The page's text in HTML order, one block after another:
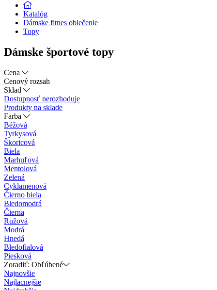
Katalóg
Dámske fitnes oblečenie
Topy
Dámske športové topy
Cena
Cenový rozsah
Sklad
Dostupnosť nerozhoduje
Produkty na sklade
Farba
Béžová
Tyrkysová
Škoricová
Biela
Marhuľová
Mentolová
Zelená
Cyklamenová
Čierno biela
Bledomodrá
Čierna
Ružová
Modrá
Hnedá
Bledofialová
Piesková
Zoradiť: Obľúbené
Najnovšie
Najlacnejšie